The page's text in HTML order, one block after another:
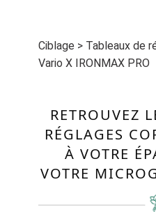
Ciblage > Tableaux de
Vario X IRONMAX PRO
RETROUVEZ
RÉGLAGES
À VOTRE
VOTRE